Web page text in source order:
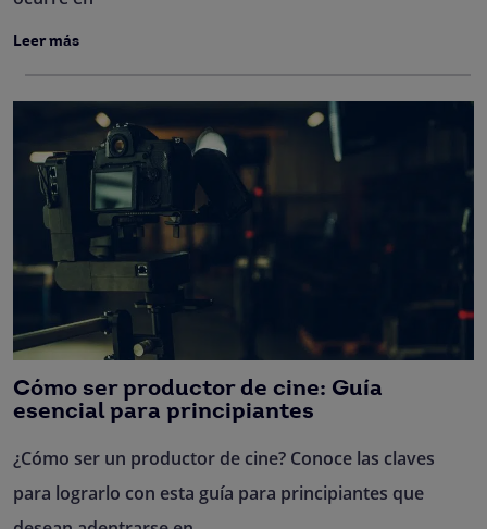
Leer más
Cómo ser productor de cine: Guía
esencial para principiantes
¿Cómo ser un productor de cine? Conoce las claves
para lograrlo con esta guía para principiantes que